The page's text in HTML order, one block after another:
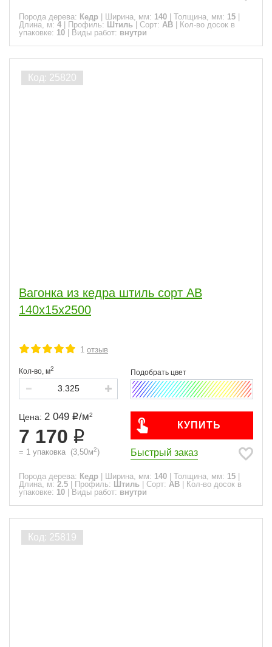
Порода дерева: Кедр Ширина, мм: 140 Толщина, мм: 15
Длина, м: 4 Профиль: Штиль Сорт: АВ
Кол-во досок в
упаковке: 10 Виды работ: внутри
Вагонка из кедра штиль сорт АВ
140x15x2500
1 отзыв
Кол-во, м2
Цена: 2 049 /м2
7 170
= 1 упаковка (3,50м2)
КУПИТЬ
Быстрый заказ
Порода дерева: Кедр Ширина, мм: 140 Толщина, мм: 15
Длина, м: 2.5 Профиль: Штиль Сорт: АВ
Кол-во досок в
упаковке: 10 Виды работ: внутри